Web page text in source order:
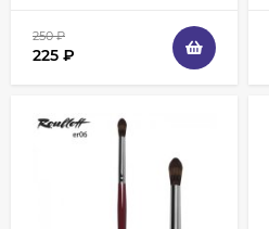
250₽
225 ₽